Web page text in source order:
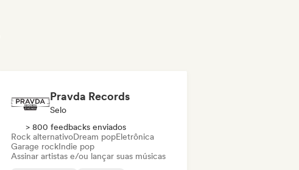
Pravda Records
Selo
> 800 feedbacks enviados
Rock alternativoDream popEletrônica
Garage rockIndie pop
Assinar artistas e/ou lançar suas músicas